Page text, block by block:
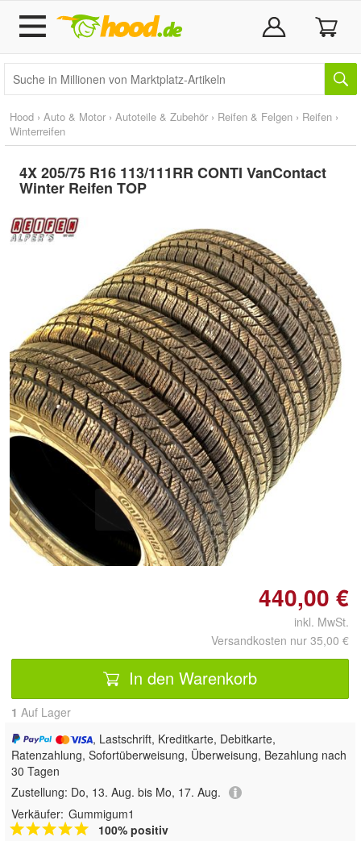
Hood › Auto & Motor › Autoteile & Zubehör › Reifen & Felgen › Reifen ›
Winterreifen
4X 205/75 R16 113/111RR CONTI VanContact
Winter Reifen TOP
Doppelt antippen zum
vergrößern
440,00 €
inkl. MwSt.
Versandkosten nur 35,00 €
In den Warenkorb
1 Auf Lager
, Lastschrift, Kreditkarte, Debitkarte,
Ratenzahlung, Sofortüberweisung, Überweisung, Bezahlung nach
30 Tagen
Zustellung: Do, 13. Aug. bis Mo, 17. Aug.
Verkäufer: Gummigum1
100% positiv